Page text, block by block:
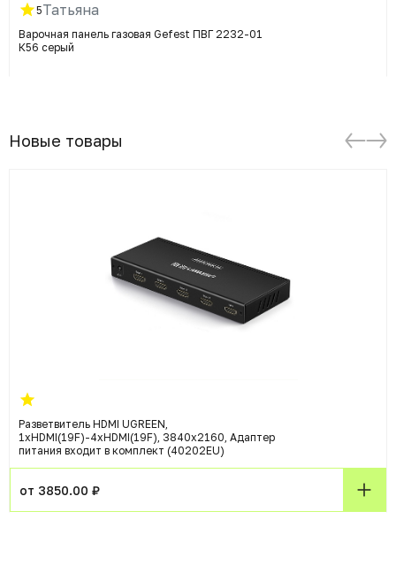
5Татьяна
Варочная панель газовая Gefest ПВГ 2232-01
К56 серый
Новые товары
Разветвитель HDMI UGREEN,
1xHDMI(19F)-4xHDMI(19F), 3840x2160, Адаптер
питания входит в комплект (40202EU)
от 3850.00 ₽